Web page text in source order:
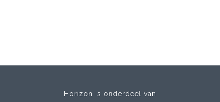
Horizon is onderdeel van